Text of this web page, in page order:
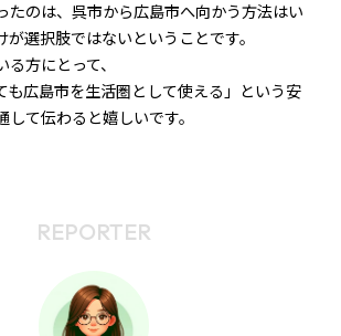
たのは、呉市から広島市へ向かう方法はい
が選択肢ではないということです。
方にとって、
も広島市を生活圏として使える」という安
て伝わると嬉しいです。
REPORTER